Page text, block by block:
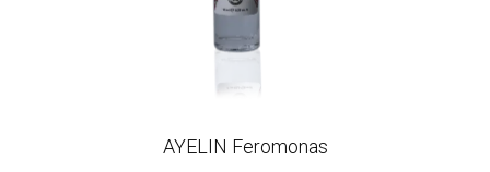
AYELIN Feromonas